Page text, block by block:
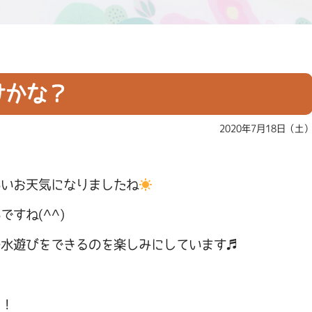
な？
2020年7月18日（土）
お天気になりましたね
ですね(^^)
遊びをできるのを楽しみにしています♬